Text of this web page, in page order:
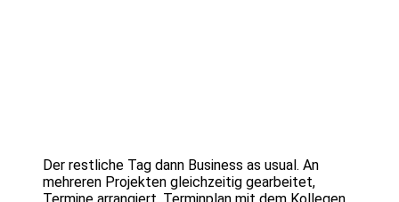
Der restliche Tag dann Business as usual. An
mehreren Projekten gleichzeitig gearbeitet,